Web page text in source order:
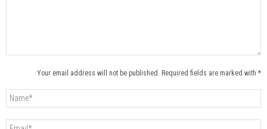
Your email address will not be published. Required fields are marked with *